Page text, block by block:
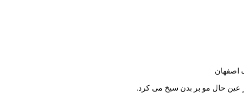
عین حال مو بر بدن سیخ می کرد.